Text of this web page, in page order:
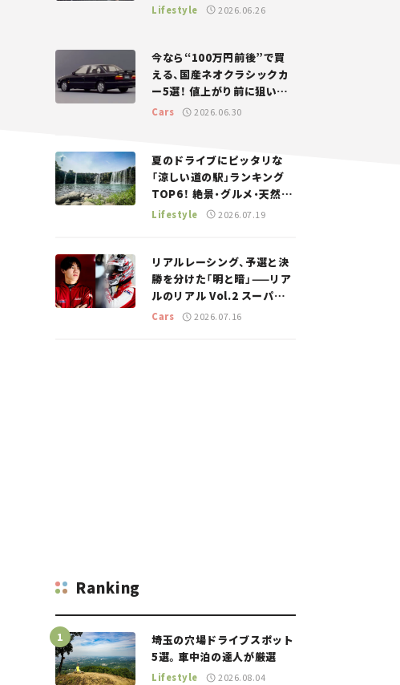
Lifestyle 2026.06.26
今なら“100万円前後”で買
える、国産ネオクラシックカ
ー5選！ 値上がり前に狙いた
い、中古車探しをお手伝い――ち
Cars 2026.06.30
夏のドライブにピッタリな
「涼しい道の駅」ランキング
TOP6！ 絶景・グルメ・天然ク
ーラーなど、避暑におすすめ
Lifestyle 2026.07.19
リアルレーシング、予選と決
勝を分けた「明と暗」——リア
ルのリアル Vol.2 スーパー
GT 2026開幕戦 岡山国際サ
Cars 2026.07.16
Ranking
埼玉の穴場ドライブスポット
5選。車中泊の達人が厳選
Lifestyle 2026.08.04